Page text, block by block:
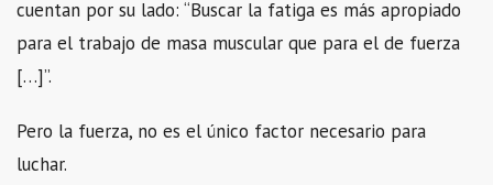
cuentan por su lado: “Buscar la fatiga es más apropiado
para el trabajo de masa muscular que para el de fuerza
[…]”.
Pero la fuerza, no es el único factor necesario para
luchar.